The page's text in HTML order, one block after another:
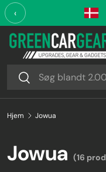
Videre til indhold
‹
Søg
Søg
Hjem Jowua
Jowua (16